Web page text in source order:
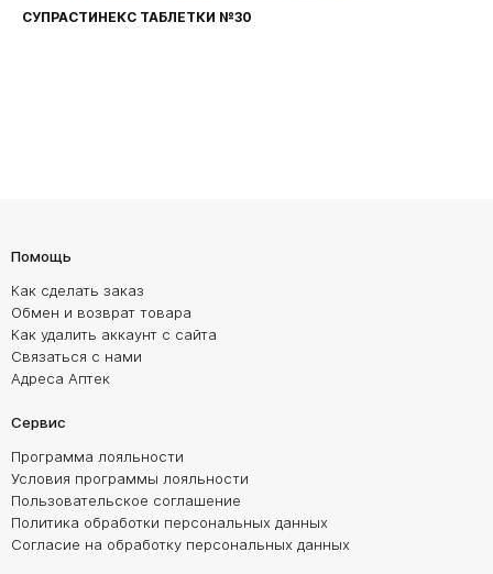
СУПРАСТИНЕКС ТАБЛЕТКИ №30
Помощь
Как сделать заказ
Обмен и возврат товара
Как удалить аккаунт с сайта
Связаться с нами
Адреса Аптек
Сервис
Программа лояльности
Условия программы лояльности
Пользовательское соглашение
Политика обработки персональных данных
Согласие на обработку персональных данных